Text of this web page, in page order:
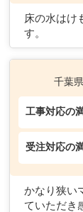
床の水はけ
す。
千葉
工事対応の
受注対応の
かなり狭い
ていただき